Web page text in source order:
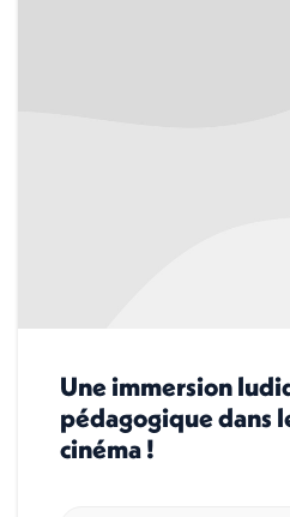
Une immersion
pédagogique dans
cinéma !